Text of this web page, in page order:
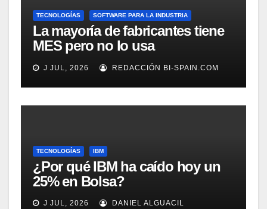
TECNOLOGÍAS SOFTWARE PARA LA INDUSTRIA
La mayoría de fabricantes tiene
MES pero no lo usa
adecuadamente, según
Rockwell Automation
J JUL, 2026 REDACCIÓN BI-SPAIN.COM
TECNOLOGÍAS IBM
¿Por qué IBM ha caído hoy un
25% en Bolsa?
J JUL, 2026 DANIEL ALGUACIL